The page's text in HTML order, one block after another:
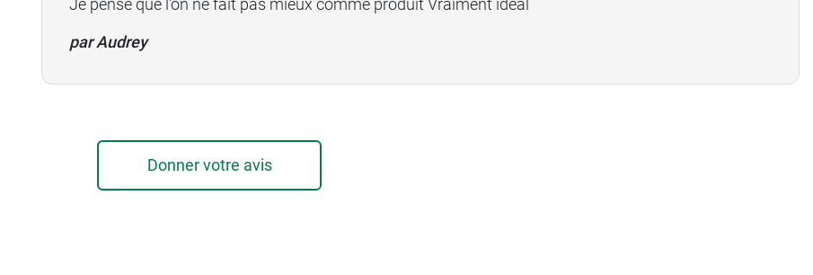
Je pense que l'on ne fait pas mieux comme produit Vraiment idéal
par Audrey
Donner votre avis